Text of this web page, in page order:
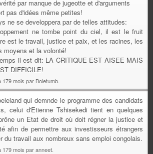
par manque de jugeotte et d'arguments
pas d'idées même petites!
ne se developpera par de telles attitudes:
ne tombe point du ciel, il est le fruit
est le travail, justice et paix, et les racines, les
moyens et la volonté!
il est dit: LA CRITIQUE EST AISEE MAIS
DIFFICILE!
179 mois par Boletumb.
qui demnde le programme des candidats
celui d'Etienne Tshisekedi tient en quelques
un Etat de droit où doit régner la justice et
afin de permettre aux investisseurs étrangers
du travail aux nombreux sans emploi congolais.
179 mois par anneet.